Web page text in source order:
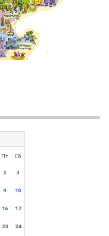
Пт Сб
2 3
9 10
16 17
23 24